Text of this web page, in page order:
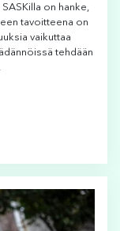
on hanke,
tavoitteena on
vaikuttaa
tehdään